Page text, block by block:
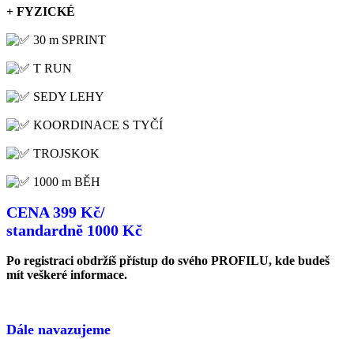
+ FYZICKÉ
30 m SPRINT
T RUN
SEDY LEHY
KOORDINACE S TYČÍ
TROJSKOK
1000 m BĚH
CENA 399 Kč/
standardně 1000 Kč
Po registraci obdržíš přístup do svého PROFILU, kde budeš
mít veškeré informace.
Dále navazujeme